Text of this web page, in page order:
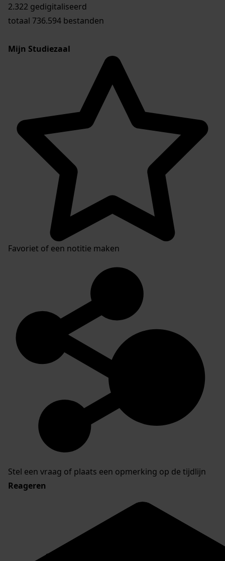
2.322 gedigitaliseerd
totaal 736.594 bestanden
Mijn Studiezaal
Favoriet of een notitie maken
Stel een vraag of plaats een opmerking op de tijdlijn
Reageren